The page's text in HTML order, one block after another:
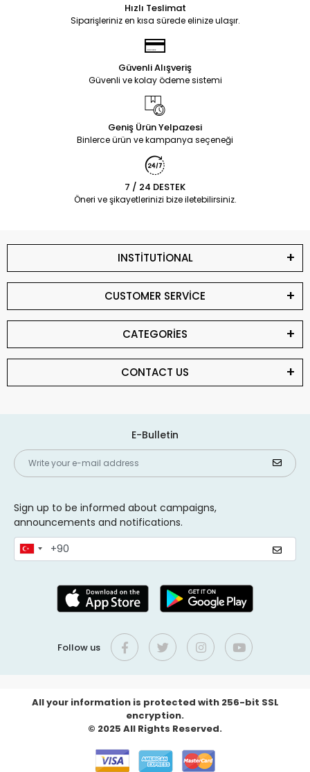
Hızlı Teslimat
Siparişleriniz en kısa sürede elinize ulaşır.
Güvenli Alışveriş
Güvenli ve kolay ödeme sistemi
Geniş Ürün Yelpazesi
Binlerce ürün ve kampanya seçeneği
7 / 24 DESTEK
Öneri ve şikayetlerinizi bize iletebilirsiniz.
INSTİTUTİONAL
CUSTOMER SERVİCE
CATEGORİES
CONTACT US
E-Bulletin
Sign up to be informed about campaigns,
announcements and notifications.
Follow us
All your information is protected with 256-bit SSL
encryption.
© 2025 All Rights Reserved.